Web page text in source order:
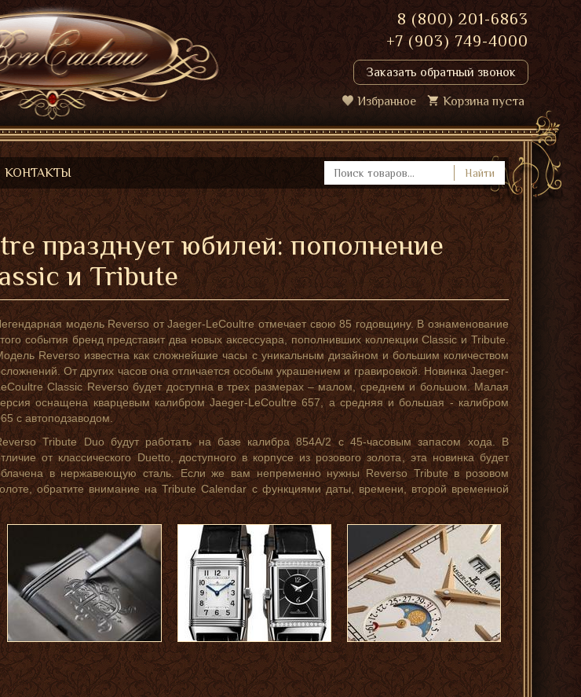
8 (800) 201-6863
+7 (903) 749-4000
Заказать обратный звонок
Избранное Корзина пуста
КОНТАКТЫ Найти
празднует юбилей: пополнение
и Tribute
модель Reverso от Jaeger-LeCoultre отмечает свою 85 годовщину. В ознаменование
события бренд представит два новых аксессуара, пополнивших коллекции Classic и Tribute.
Reverso известна как сложнейшие часы с уникальным дизайном и большим количеством
От других часов она отличается особым украшением и гравировкой. Новинка Jaeger-
Classic Reverso будет доступна в трех размерах – малом, среднем и большом. Малая
оснащена кварцевым калибром Jaeger-LeCoultre 657, а средняя и большая - калибром
с автоподзаводом.
Tribute Duo будут работать на базе калибра 854A/2 с 45-часовым запасом хода. В
от классического Duetto, доступного в корпусе из розового золота, эта новинка будет
в нержавеющую сталь. Если же вам непременно нужны Reverso Tribute в розовом
обратите внимание на Tribute Calendar с функциями даты, времени, второй временной